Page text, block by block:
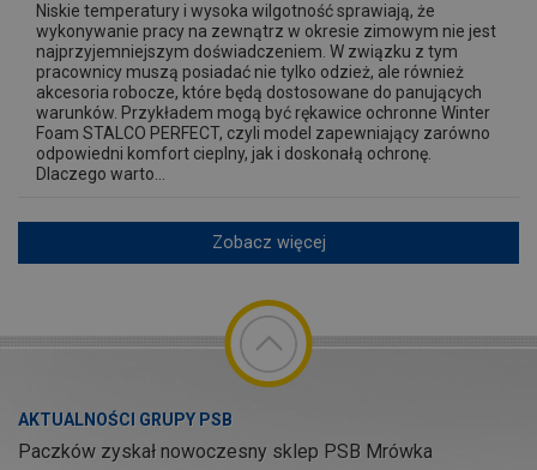
Niskie temperatury i wysoka wilgotność sprawiają, że
wykonywanie pracy na zewnątrz w okresie zimowym nie jest
najprzyjemniejszym doświadczeniem. W związku z tym
pracownicy muszą posiadać nie tylko odzież, ale również
akcesoria robocze, które będą dostosowane do panujących
warunków. Przykładem mogą być rękawice ochronne Winter
Foam STALCO PERFECT, czyli model zapewniający zarówno
odpowiedni komfort cieplny, jak i doskonałą ochronę.
Dlaczego warto...
Zobacz więcej
AKTUALNOŚCI GRUPY PSB
Paczków zyskał nowoczesny sklep PSB Mrówka